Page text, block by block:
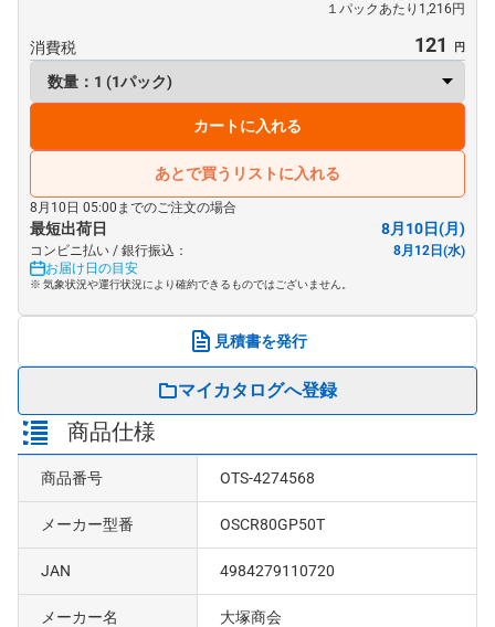
１パックあたり1,216円
消費税 121
カートに入れる
あとで買うリストに入れる
8月10日 05:00までのご注文の場合
最短出荷日 8月10日(月)
コンビニ払い / 銀行振込：
8月12日(水)
お届け日の目安
※ 気象状況や運行状況により確約できるものではございません。
見積書を発行
マイカタログへ登録
商品仕様
商品番号 OTS-4274568
メーカー型番 OSCR80GP50T
JAN 4984279110720
メーカー名 大塚商会